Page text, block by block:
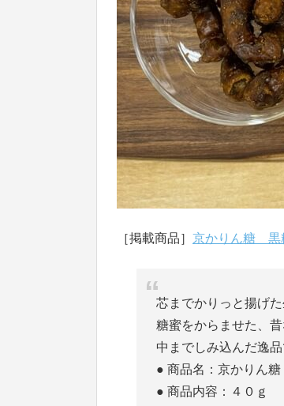
［掲載商品］ 京かりん糖 黒
芯までかりっと揚げ
糖蜜をからませた、
中までしみ込んだ逸品
● 商品名：京かりん
● 商品内容：４０ｇ